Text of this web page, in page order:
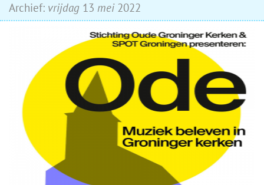
Archief: vrijdag 13 mei2022